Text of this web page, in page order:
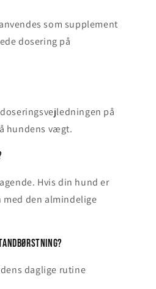
som supplement
dosering på
på
hundens vægt.
Hvis din hund er
med den almindelige
daglige rutine